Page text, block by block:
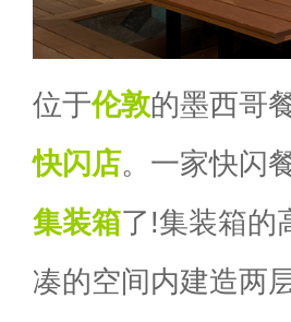
位于伦敦的墨西哥
快闪店。一家快闪
集装箱了!集装箱的
凑的空间内建造两